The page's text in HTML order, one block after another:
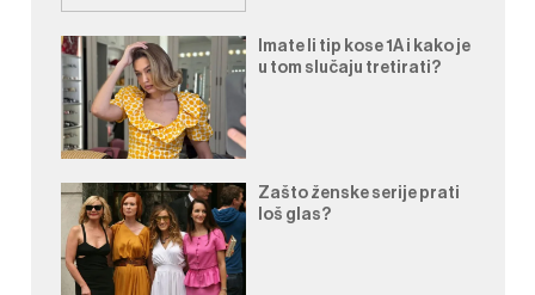
Imate li tip kose 1A i kako je
u tom slučaju tretirati?
Zašto ženske serije prati
loš glas?